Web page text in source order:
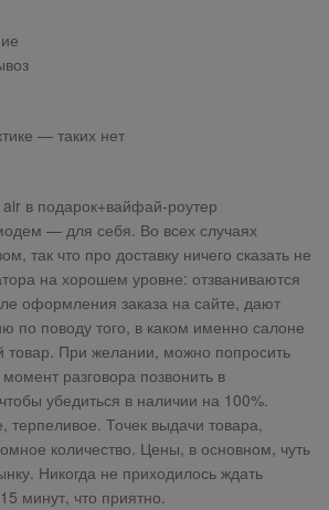
— таких нет
в подарок+вайфай-роутер
— для себя. Во всех случаях
так что про доставку ничего сказать не
на хорошем уровне: отзваниваются
оформления заказа на сайте, дают
по поводу того, в каком именно салоне
товар. При желании, можно попросить
разговора позвонить в
убедиться в наличии на 100%.
Точек выдачи товара,
количество. Цены, в основном, чуть
Никогда не приходилось ждать
минут, что приятно.